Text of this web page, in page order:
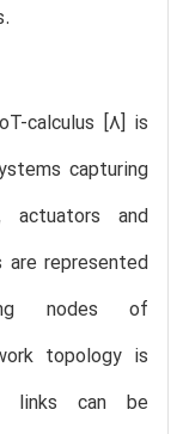
calculus [8] is
capturing
actuators and
represented
nodes of
topology is
links can be